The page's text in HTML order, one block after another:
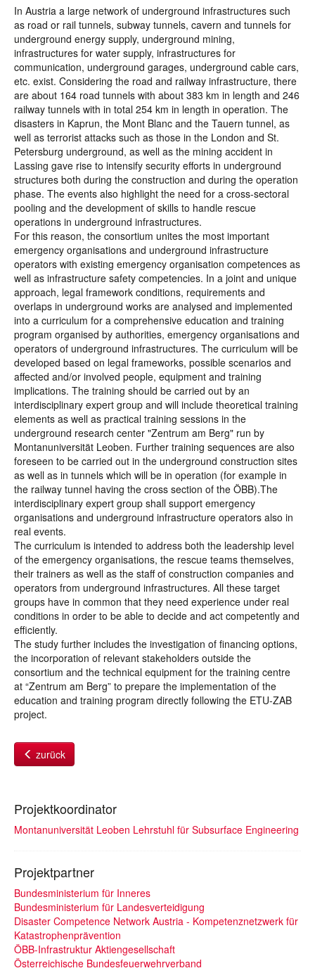
In Austria a large network of underground infrastructures such
as road or rail tunnels, subway tunnels, cavern and tunnels for
underground energy supply, underground mining,
infrastructures for water supply, infrastructures for
communication, underground garages, underground cable cars,
etc. exist. Considering the road and railway infrastructure, there
are about 164 road tunnels with about 383 km in length and 246
railway tunnels with in total 254 km in length in operation. The
disasters in Kaprun, the Mont Blanc and the Tauern tunnel, as
well as terrorist attacks such as those in the London and St.
Petersburg underground, as well as the mining accident in
Lassing gave rise to intensify security efforts in underground
structures both during the construction and during the operation
phase. The events also highlight the need for a cross-sectoral
pooling and the development of skills to handle rescue
operations in underground infrastructures.
For this reason, the consortium unites the most important
emergency organisations and underground infrastructure
operators with existing emergency organisation competences as
well as infrastructure safety competencies. In a joint and unique
approach, legal framework conditions, requirements and
overlaps in underground works are analysed and implemented
into a curriculum for a comprehensive education and training
program organised by authorities, emergency organisations and
operators of underground infrastructures. The curriculum will be
developed based on legal frameworks, possible scenarios and
affected and/or involved people, equipment and training
implications. The training should be carried out by an
interdisciplinary expert group and will include theoretical training
elements as well as practical training sessions in the
underground research center "Zentrum am Berg" run by
Montanuniversität Leoben. Further training sequences are also
foreseen to be carried out in the underground construction sites
as well as in tunnels which will be in operation (for example in
the railway tunnel having the cross section of the ÖBB).The
interdisciplinary expert group shall support emergency
organisations and underground infrastructure operators also in
real events.
The curriculum is intended to address both the leadership level
of the emergency organisations, the rescue teams themselves,
their trainers as well as the staff of construction companies and
operators from underground infrastructures. All these target
groups have in common that they need experience under real
conditions in order to be able to decide and act competently and
efficiently.
The study further includes the investigation of financing options,
the incorporation of relevant stakeholders outside the
consortium and the technical equipment for the training centre
at “Zentrum am Berg” to prepare the implementation of the
education and training program directly following the ETU-ZAB
project.
zurück
Projektkoordinator
Montanuniversität Leoben Lehrstuhl für Subsurface Engineering
Projektpartner
Bundesministerium für Inneres
Bundesministerium für Landesverteidigung
Disaster Competence Network Austria - Kompetenznetzwerk für
Katastrophenprävention
ÖBB-Infrastruktur Aktiengesellschaft
Österreichische Bundesfeuerwehrverband